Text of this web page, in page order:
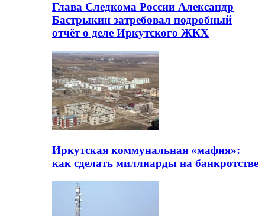
Глава Следкома России Александр
Бастрыкин затребовал подробный
отчёт о деле Иркутского ЖКХ
Иркутская коммунальная «мафия»:
как сделать миллиарды на банкротстве